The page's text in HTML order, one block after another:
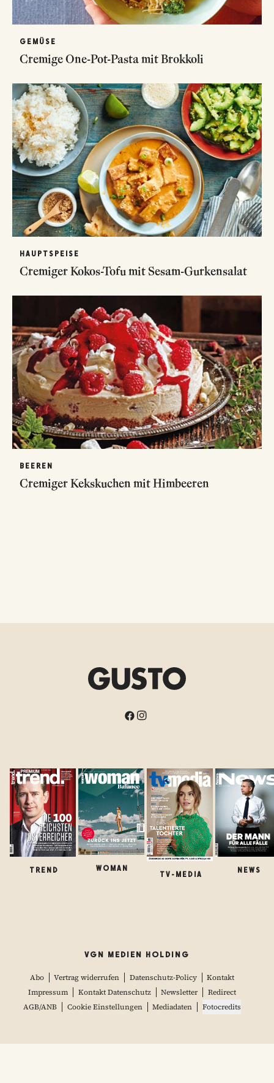
GEMÜSE
Cremige One-Pot-Pasta mit Brokkoli
HAUPTSPEISE
Cremiger Kokos-Tofu mit Sesam-Gurkensalat
BEEREN
Cremiger Kekskuchen mit Himbeeren
TREND WOMAN
TV-MEDIA
NEWS
VGN MEDIEN HOLDING
Abo Vertrag widerrufen Datenschutz-Policy
Kontakt
Impressum
Kontakt Datenschutz Newsletter
Redirect
AGB/ANB
Cookie Einstellungen Mediadaten Fotocredits